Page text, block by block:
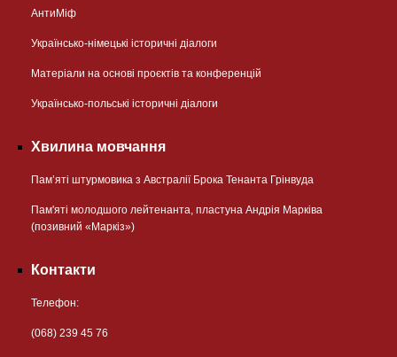
АнтиМіф
Українсько-німецькі історичні діалоги
Матеріали на основі проєктів та конференцій
Українсько-польські історичні діалоги
Хвилина мовчання
Пам’яті штурмовика з Австралії Брока Тенанта Грінвуда
Пам'яті молодшого лейтенанта, пластуна Андрія Марківа
(позивний «Маркіз»)
Контакти
Телефон:
(068) 239 45 76